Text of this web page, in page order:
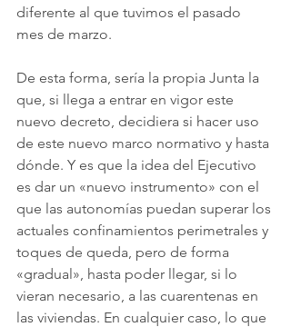
diferente al que tuvimos el pasado
mes de marzo.
De esta forma, sería la propia Junta la
que, si llega a entrar en vigor este
nuevo decreto, decidiera si hacer uso
de este nuevo marco normativo y hasta
dónde. Y es que la idea del Ejecutivo
es dar un «nuevo instrumento» con el
que las autonomías puedan superar los
actuales confinamientos perimetrales y
toques de queda, pero de forma
«gradual», hasta poder llegar, si lo
vieran necesario, a las cuarentenas en
las viviendas. En cualquier caso, lo que